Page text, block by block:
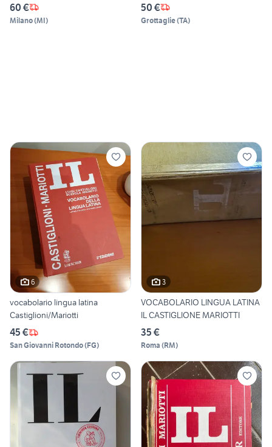
60 €
Milano(MI)
50 €
Grottaglie(TA)
6
vocabolario lingua latina
Castiglioni/Mariotti
45 €
San Giovanni Rotondo(FG)
3
VOCABOLARIO LINGUA LATINA
IL CASTIGLIONE MARIOTTI
35 €
Roma (RM)